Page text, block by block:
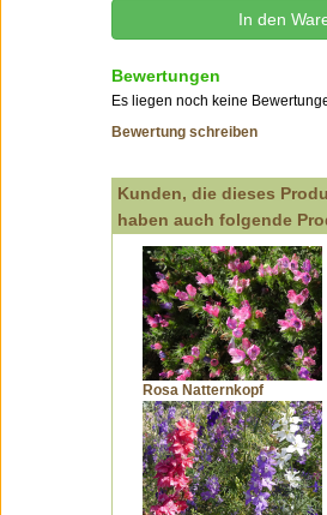
Bewertungen
Es liegen noch keine
Bewertung schreiben
Kunden, die dieses
haben auch folgende
Rosa Natternkopf